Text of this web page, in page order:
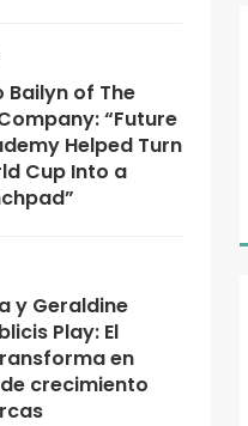
Bailyn of The
“Future
Helped Turn
Cup Into a
y Geraldine
Play: El
en
crecimiento